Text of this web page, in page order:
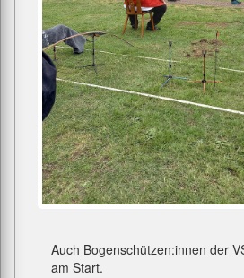
Auch Bogenschützen:innen der
am Start.